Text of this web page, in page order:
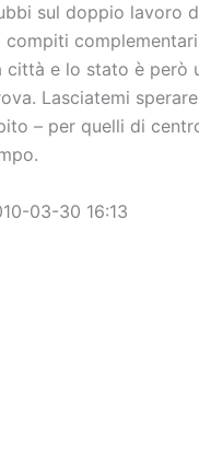
sul doppio lavoro
compiti
città e lo stato è però
Lasciatemi
– per quelli di
03-30 16:13